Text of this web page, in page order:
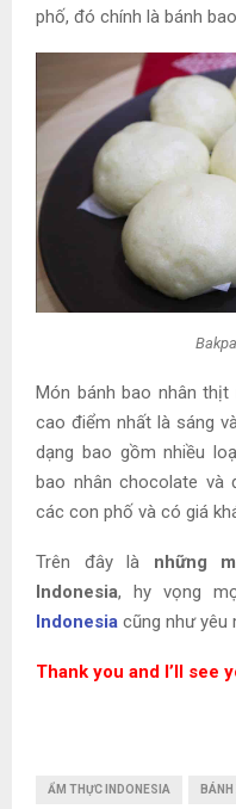
phố, đó chính là bánh
Món bánh bao nhân
cao điểm nhất là sáng
dạng bao gồm nhiều
bao nhân chocolate và
các con phố và có giá
Trên đây là những
Indonesia, hy vọng
Indonesia cũng như yêu
Thank you and I’ll see
ẨM THỰC INDONESIA